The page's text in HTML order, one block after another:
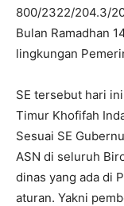
800/2322/204.3/
Bulan Ramadhan
lingkungan
SE tersebut hari
Timur Khofifah
Sesuai SE
ASN di seluruh
dinas yang ada di
aturan. Yakni